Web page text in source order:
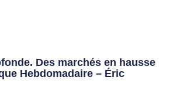
Des marchés en hausse
Hebdomadaire – Éric